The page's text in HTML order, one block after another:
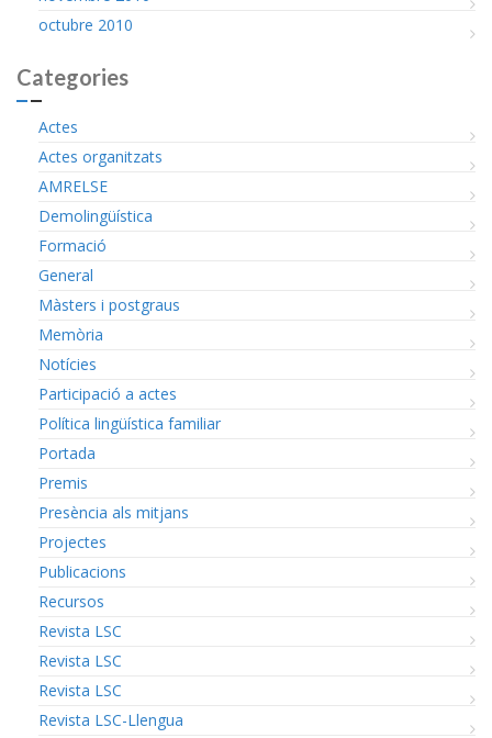
octubre 2010
Categories
Actes
Actes organitzats
AMRELSE
Demolingüística
Formació
General
Màsters i postgraus
Memòria
Notícies
Participació a actes
Política lingüística familiar
Portada
Premis
Presència als mitjans
Projectes
Publicacions
Recursos
Revista LSC
Revista LSC
Revista LSC
Revista LSC-Llengua